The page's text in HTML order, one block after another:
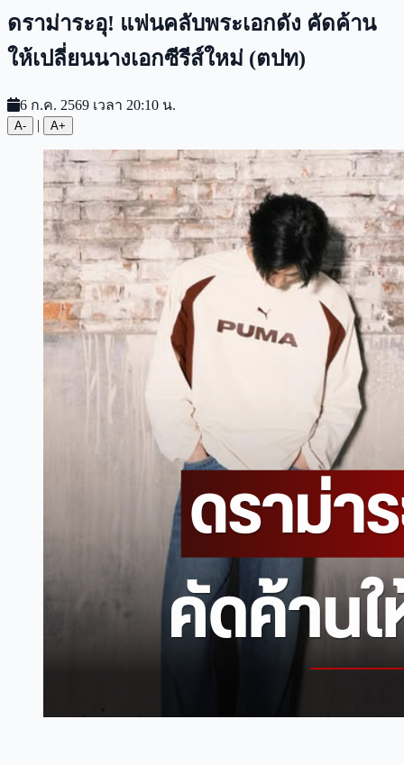
ดราม่าระอุ! แฟนคลับพระเอกดัง คัดค้าน
ให้เปลี่ยนนางเอกซีรีส์ใหม่ (ตปท)
6 ก.ค. 2569 เวลา 20:10 น.
A- | A+